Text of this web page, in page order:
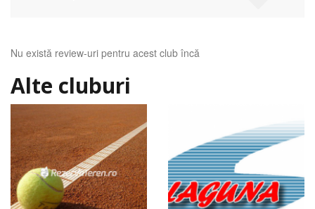
Nu există review-uri pentru acest club încă
Alte cluburi